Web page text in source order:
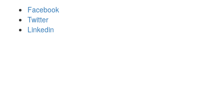
Facebook
Twitter
Linkedin